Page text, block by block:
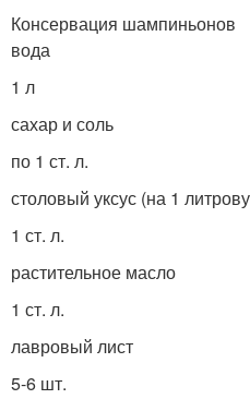
Консервация шампиньонов
вода
1 л
сахар и соль
по 1 ст. л.
столовый уксус (на 1
1 ст. л.
растительное масло
1 ст. л.
лавровый лист
5-6 шт.